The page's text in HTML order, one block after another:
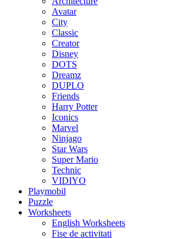
Avatar
City
Classic
Creator
Disney
DOTS
Dreamz
DUPLO
Friends
Harry Potter
Iconics
Marvel
Ninjago
Star Wars
Super Mario
Technic
VIDIYO
Playmobil
Puzzle
Worksheets
English Worksheets
Fise de activitati